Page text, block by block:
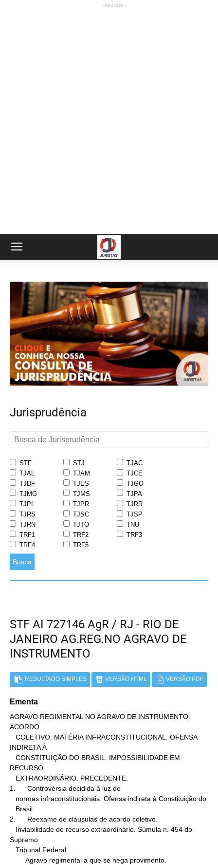
- Anúncio -
Jurisprudência
STF STJ
TJAC
TJAL
TJAM
TJCE
TJDF
TJES
TJGO
TJMG
TJMS
TJPA
TJPI
TJPR
TJRR
TJRS
TJSC
TJSP
TJRN
TJTO
TNU
TRF1
TRF2
TRF3
TRF4
TRF5
Busca
STF AI 727146 AgR / RJ - RIO DE
JANEIRO AG.REG.NO AGRAVO DE
INSTRUMENTO
RESULTADO SIMPLES VERSÃO HTML VERSÃO PDF
Ementa
AGRAVO REGIMENTAL NO AGRAVO DE INSTRUMENTO.
ACORDO
INDIRETA À
RECURSO
1.      Controvérsia decidida à luz de
2.      Reexame de cláusulas de acordo coletivo.
Supremo
        Agravo regimental a que se nega provimento.